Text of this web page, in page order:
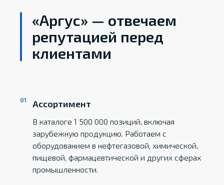
«Аргус» — отвечаем
репутацией перед
клиентами
Ассортимент
В каталоге 1 500 000 позиций, включая
зарубежную продукцию. Работаем с
оборудованием в нефтегазовой, химической,
пищевой, фармацевтической и других сферах
промышленности.